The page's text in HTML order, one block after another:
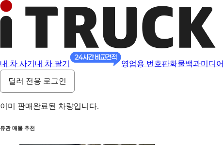
내 차 사기 내 차 팔기 영업용 번호판화물백과미디어
딜러 전용 로그인
이미 판매완료된 차량입니다.
유관 매물 추천